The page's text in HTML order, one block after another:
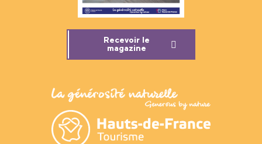
Recevoir le
magazine